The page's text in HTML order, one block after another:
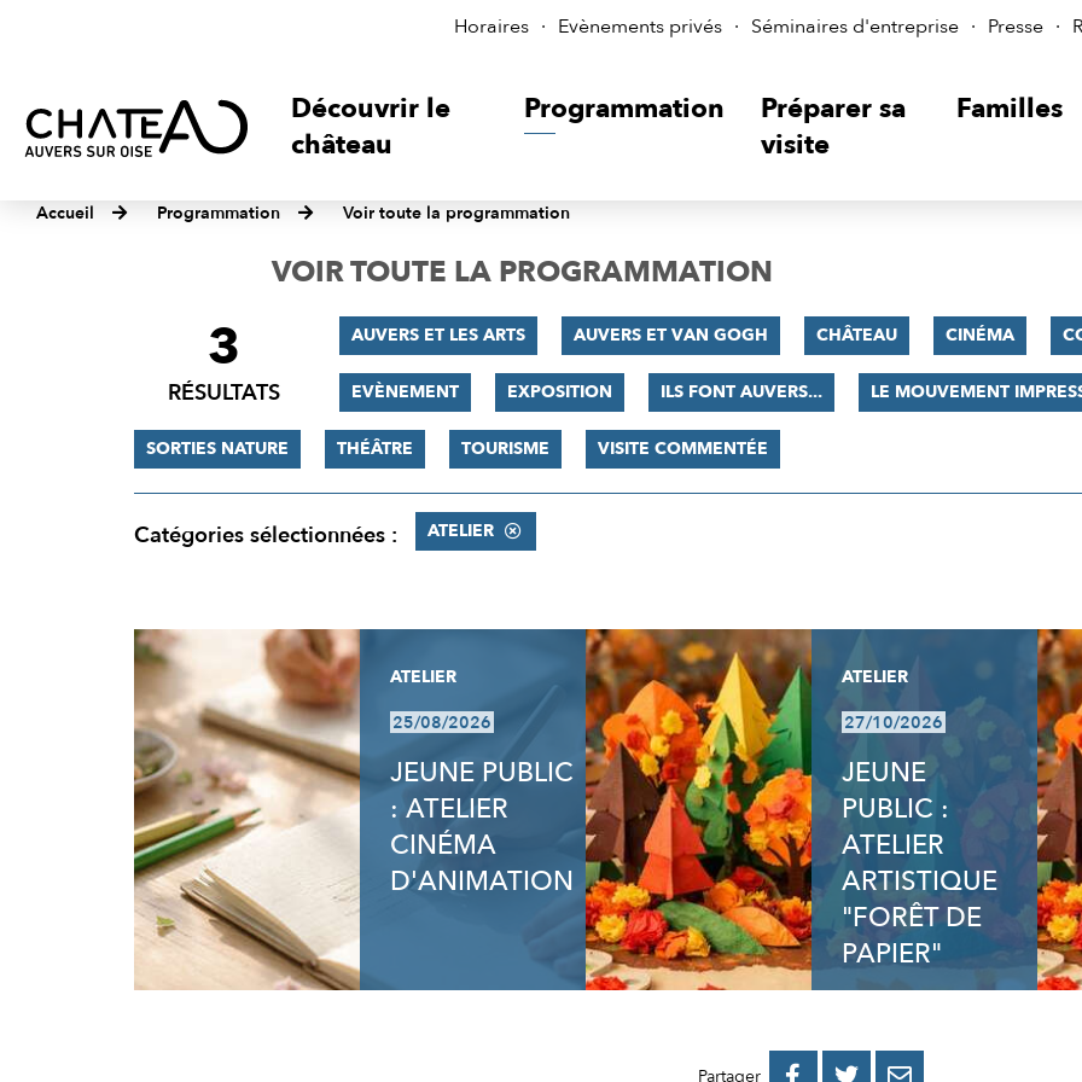
Horaires Evènements privés Séminaires d'entreprise Presse
Découvrir le
château
Programmation
Préparer sa
visite
Familles
Accueil Programmation Voir toute la programmation
VOIR TOUTE LA PROGRAMMATION
FILTRER
RÉSULTATS
3
RÉSULTATS
AUVERS ET LES ARTS AUVERS ET VAN GOGH CHÂTEAU CINÉMA
EVÈNEMENT EXPOSITION ILS FONT AUVERS... LE MOUVEMENT
SORTIES NATURE THÉÂTRE TOURISME VISITE COMMENTÉE
Catégories sélectionnées : ATELIER
RÉSULTATS
ATELIER
25/08/2026
JEUNE PUBLIC
: ATELIER
CINÉMA
D'ANIMATION
ATELIER
27/10/2026
JEUNE
PUBLIC :
ATELIER
ARTISTIQUE
"FORÊT DE
PAPIER"
Partager  PARTAGER
PARTAGER
PARTAGER